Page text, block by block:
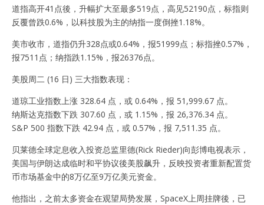
道指高开41点後，升幅扩大至最多519点，高见52190点，标指则
反覆曾跌0.6%，以科技股为主的纳指一度倒挫1.18%。
美市收市，道指仍升328点或0.64%，报51999点；标指挫0.57%，
报7511点；纳指跌1.15%，报26376点。
美股周二 (16 日) 三大指数表现：
道琼工业指数上涨 328.64 点，或 0.64%，报 51,999.67 点。
纳斯达克指数下跌 307.60 点，或 1.15%，报 26,376.34 点。
S&P 500 指数下跌 42.94 点，或 0.57%，报 7,511.35 点。
贝莱德全球定息收入投资总监里德(Rick Rieder)向彭博电视表示，
美国与伊朗达成临时和平协议後美股飙升，反映投资者重新配置货
币市场基金中的8万亿至9万亿美元资金。
他指出，之前太多资金在观望局势发展，SpaceX上周挂牌後，已